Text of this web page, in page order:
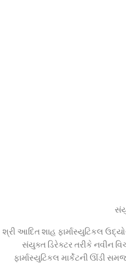
શ્રી આદિત શાહ ફાર્માસ્યુટિકલ
સંયુક્ત ડિરેક્ટર તરીકે નવીન
ફાર્માસ્યુટિકલ માર્કેટની ઊંડી